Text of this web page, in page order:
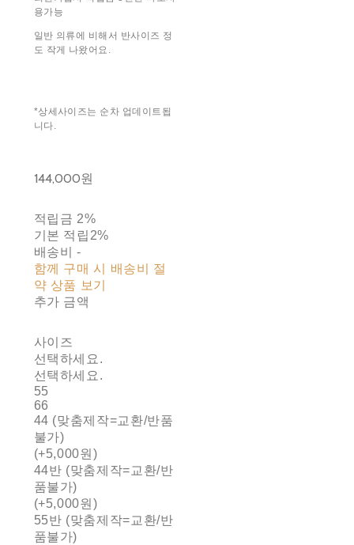
용가능
일반 의류에 비해서 반사이즈 정
도 작게 나왔어요.
*상세사이즈는 순차 업데이트됩
니다.
144,000원
적립금 2%
기본 적립 2%
배송비-
함께 구매 시 배송비 절
약 상품 보기
추가 금액
사이즈
선택하세요.
선택하세요.
55
66
44 (맞춤제작=교환/반품
불가)
(+5,000원)
44반 (맞춤제작=교환/반
품불가)
(+5,000원)
55반 (맞춤제작=교환/반
품불가)